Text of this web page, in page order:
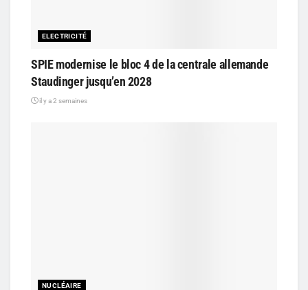
ELECTRICITÉ
SPIE modernise le bloc 4 de la centrale allemande
Staudinger jusqu’en 2028
il y a 2 semaines
NUCLÉAIRE